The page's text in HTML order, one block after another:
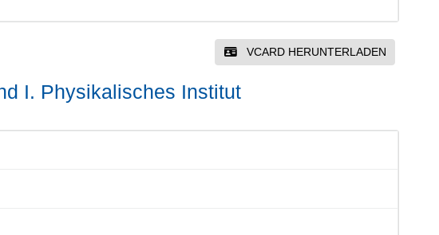
VCARD HERUNTERLADEN
I. Physikalisches Institut